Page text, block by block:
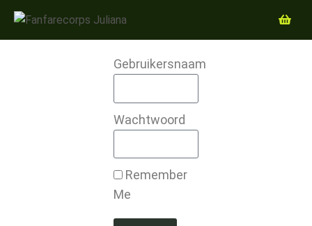
Gebruikersnaam
Wachtwoord
Remember
Me